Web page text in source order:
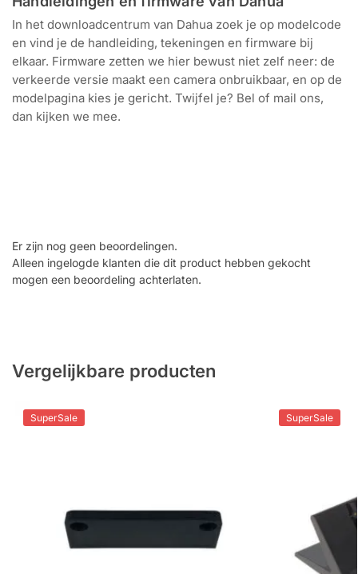
In het downloadcentrum van Dahua zoek je op modelcode
en vind je de handleiding, tekeningen en firmware bij
elkaar. Firmware zetten we hier bewust niet zelf neer: de
verkeerde versie maakt een camera onbruikbaar, en op de
modelpagina kies je gericht. Twijfel je? Bel of mail ons,
dan kijken we mee.
Er zijn nog geen beoordelingen.
Alleen ingelogde klanten die dit product hebben gekocht
mogen een beoordeling achterlaten.
Vergelijkbare producten
SuperSale SuperSale